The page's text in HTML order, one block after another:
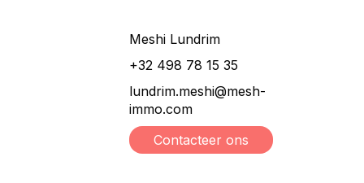
Meshi Lundrim
+32 498 78 15 35
lundrim.meshi@mesh-
immo.com
Contacteer ons